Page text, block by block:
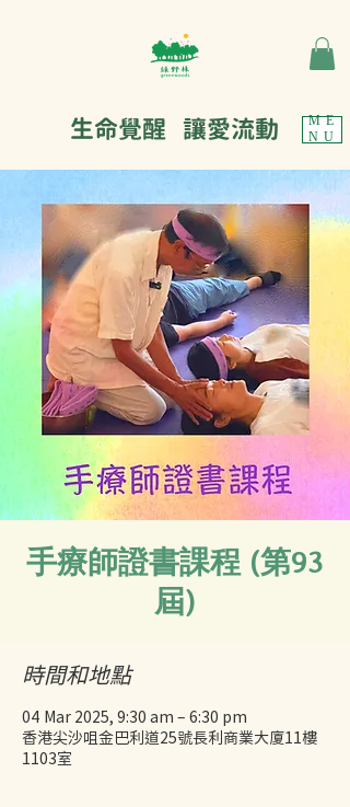
ME
NU
生命覺醒 讓愛流動
手療師證書課程 (第93
屆)
時間和地點
04 Mar 2025, 9:30 am – 6:30 pm
香港尖沙咀金巴利道25號長利商業大廈11樓
1103室